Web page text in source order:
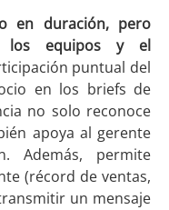
en duración, pero
los equipos y el
puntual del
en los briefs de
no solo reconoce
apoya al gerente
Además, permite
(récord de ventas,
un mensaje